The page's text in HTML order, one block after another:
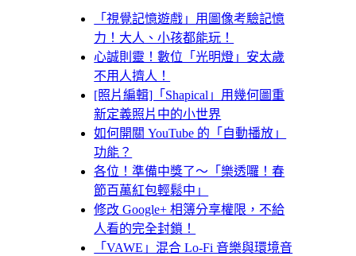
「視覺記憶遊戲」用圖像考驗記憶
力！大人、小孩都能玩！
心誠則靈！數位「光明燈」安太歲
不用人擠人！
[照片編輯]「Shapical」用幾何圖重
新定義照片中的小世界
如何開關 YouTube 的「自動播放」
功能？
各位！準備中獎了～「樂透囉！春
節百萬紅包輕鬆中」
修改 Google+ 相簿分享權限，不給
人看的完全封鎖！
「VAWE」混合 Lo-Fi 音樂與環境音